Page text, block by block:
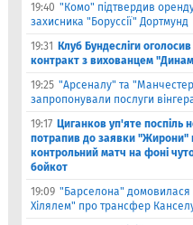
19:40 "Комо" підтвердив
захисника "Боруссії" Дортмунд
19:31
Клуб Бундесліги
контракт з вихованцем
19:25 "Арсеналу" та
запропонували послуги
19:17 Циганков уп'яте поспіль
потрапив до заявки "Жирони"
контрольний матч на фоні
бойкот
19:09 "Барселона" домовилася
Хілялем" про трансфер